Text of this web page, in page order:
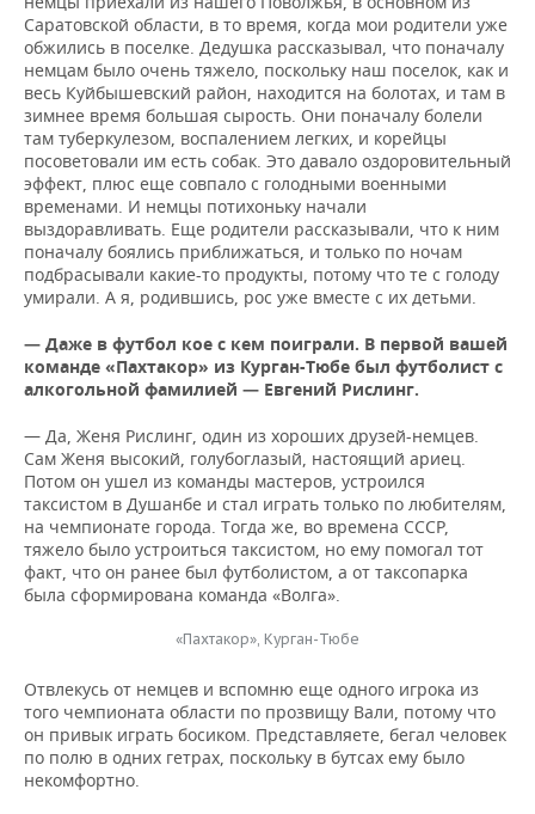
Саратовской области, в то время, когда мои родители уже
обжились в поселке. Дедушка рассказывал, что поначалу
немцам было очень тяжело, поскольку наш поселок, как и
весь Куйбышевский район, находится на болотах, и там в
зимнее время большая сырость. Они поначалу болели
там туберкулезом, воспалением легких, и корейцы
посоветовали им есть собак. Это давало оздоровительный
эффект, плюс еще совпало с голодными военными
временами. И немцы потихоньку начали
выздоравливать. Еще родители рассказывали, что к ним
поначалу боялись приближаться, и только по ночам
подбрасывали какие-то продукты, потому что те с голоду
умирали. А я, родившись, рос уже вместе с их детьми.
— Даже в футбол кое с кем поиграли. В первой вашей
команде «Пахтакор» из Курган-Тюбе был футболист с
алкогольной фамилией — Евгений Рислинг.
— Да, Женя Рислинг, один из хороших друзей-немцев.
Сам Женя высокий, голубоглазый, настоящий ариец.
Потом он ушел из команды мастеров, устроился
таксистом в Душанбе и стал играть только по любителям,
на чемпионате города. Тогда же, во времена СССР,
тяжело было устроиться таксистом, но ему помогал тот
факт, что он ранее был футболистом, а от таксопарка
была сформирована команда «Волга».
«Пахтакор», Курган-Тюбе
Отвлекусь от немцев и вспомню еще одного игрока из
того чемпионата области по прозвищу Вали, потому что
он привык играть босиком. Представляете, бегал человек
по полю в одних гетрах, поскольку в бутсах ему было
некомфортно.